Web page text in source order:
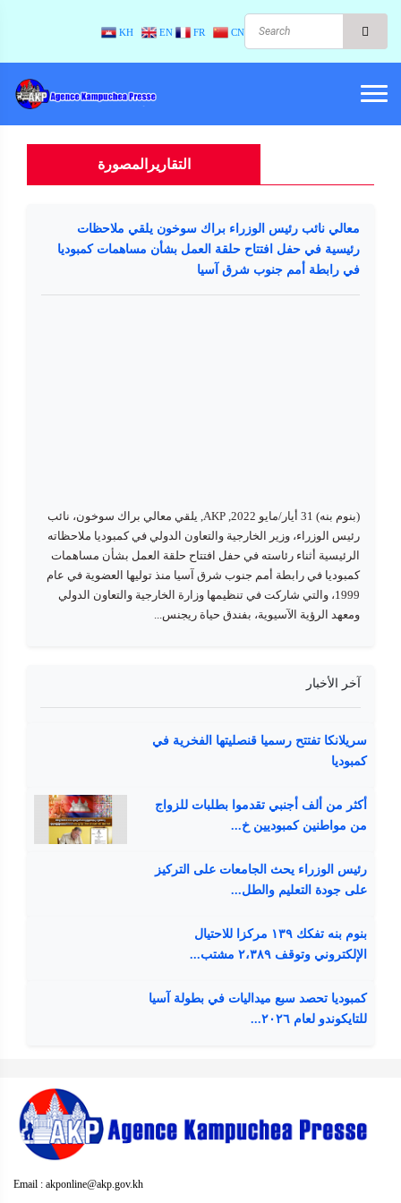
KH EN FR CN
التقاريرالمصورة
معالي نائب رئيس الوزراء براك سوخون يلقي ملاحظات
رئيسية في حفل افتتاح حلقة العمل بشأن مساهمات كمبوديا
في رابطة أمم جنوب شرق آسيا
(بنوم بنه) 31 أيار/مايو 2022, AKP, يلقي معالي براك سوخون، نائب
رئيس الوزراء، وزير الخارجية والتعاون الدولي في كمبوديا ملاحظاته
الرئيسية أثناء رئاسته في حفل افتتاح حلقة العمل بشأن مساهمات
كمبوديا في رابطة أمم جنوب شرق آسيا منذ توليها العضوية في عام
1999، والتي شاركت في تنظيمها وزارة الخارجية والتعاون الدولي
ومعهد الرؤية الآسيوية، بفندق حياة ريجنس...
آخر الأخبار
سريلانكا تفتتح رسميا قنصليتها الفخرية في
كمبوديا
أكثر من ألف أجنبي تقدموا بطلبات للزواج
من مواطنين كمبوديين خ...
رئيس الوزراء يحث الجامعات على التركيز
على جودة التعليم والطل...
بنوم بنه تفكك ١٣٩ مركزا للاحتيال
الإلكتروني وتوقف ٢،٣٨٩ مشتب...
كمبوديا تحصد سبع ميداليات في بطولة آسيا
للتايكوندو لعام ٢٠٢٦...
Email : akponline@akp.gov.kh